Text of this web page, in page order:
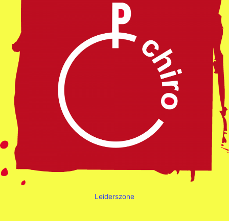
Leiderszone